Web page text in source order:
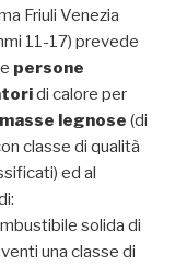
Friuli Venezia
11-17) prevede
persone
di calore per
legnose (di
classe di qualità
ed al
solida di
una classe di